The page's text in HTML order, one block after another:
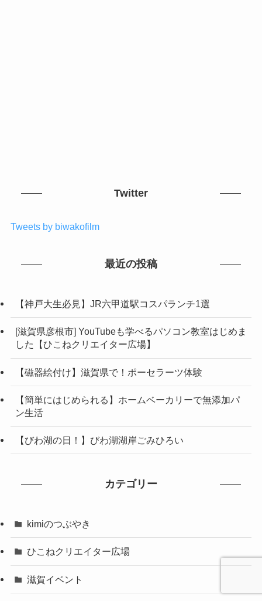
Twitter
Tweets by biwakofilm
最近の投稿
【神戸大生必見】JR六甲道駅コスパランチ1選
[滋賀県彦根市] YouTubeも学べるパソコン教室はじめま
した【ひこねクリエイター広場】
【磁器絵付け】滋賀県で！ポーセラーツ体験
【簡単にはじめられる】ホームベーカリーで無添加パ
ン生活
【びわ湖の日！】びわ湖湖岸ごみひろい
カテゴリー
kimiのつぶやき
ひこねクリエイター広場
滋賀イベント